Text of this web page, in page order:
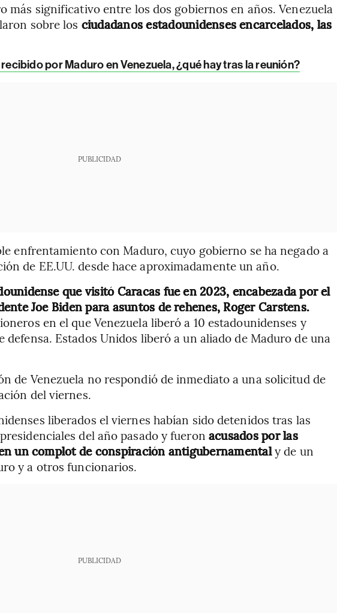
más significativo entre los dos gobiernos en años. Venezuela
sobre los ciudadanos estadounidenses encarcelados, las
por Maduro en Venezuela, ¿qué hay tras la reunión?
PUBLICIDAD
enfrentamiento con Maduro, cuyo gobierno se ha negado a
de EE.UU. desde hace aproximadamente un año.
que visitó Caracas fue en 2023, encabezada por el
Joe Biden para asuntos de rehenes, Roger Carstens.
en el que Venezuela liberó a 10 estadounidenses y
Estados Unidos liberó a un aliado de Maduro de una
de Venezuela no respondió de inmediato a una solicitud de
del viernes.
liberados el viernes habían sido detenidos tras las
del año pasado y fueron acusados por las
un complot de conspiración antigubernamentaly de un
y a otros funcionarios.
PUBLICIDAD